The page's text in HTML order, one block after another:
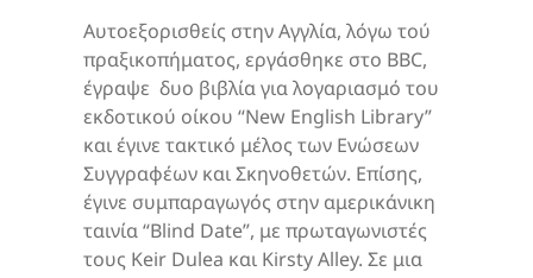
Αυτοεξορισθείς στην Αγγλία, λόγω τού
πραξικοπήματος, εργάσθηκε στο BBC,
έγραψε δυο βιβλία για λογαριασμό του
εκδοτικού οίκου “New English Library”
και έγινε τακτικό μέλος των Ενώσεων
Συγγραφέων και Σκηνοθετών. Επίσης,
έγινε συμπαραγωγός στην αμερικάνικη
ταινία “Blind Date”, με πρωταγωνιστές
τους Keir Dulea και Kirsty Alley. Σε μια